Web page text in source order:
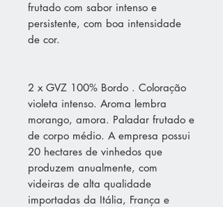
frutado com sabor intenso e
persistente, com boa intensidade
de cor.
2 x GVZ 100% Bordo . Coloração
violeta intenso. Aroma lembra
morango, amora. Paladar frutado e
de corpo médio. A empresa possui
20 hectares de vinhedos que
produzem anualmente, com
videiras de alta qualidade
importadas da Itália, França e